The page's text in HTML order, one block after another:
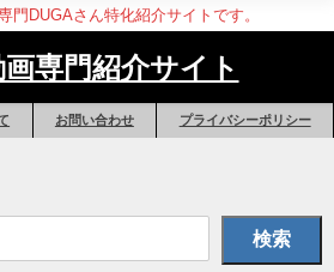
門DUGAさん特化紹介サイトです。
専門紹介サイト
お問い合わせ プライバシーポリシー
検索